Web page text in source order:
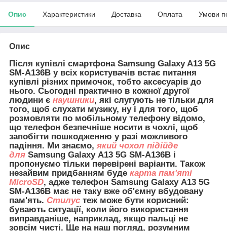
Опис Характеристики Доставка Оплата Умови
Опис
Після купівлі смартфона Samsung Galaxy A13 5G
SM-A136B у всіх користувачів встає питання
купівлі різних примочок, тобто аксесуарів до
нього. Сьогодні практично в кожної другої
людини є наушники, які слугують не тільки для
того, щоб слухати музику, ну і для того, щоб
розмовляти по мобільному телефону відомо,
що телефон безпечніше носити в чохлі, щоб
запобігти пошкодженню у разі можливого
падіння. Ми знаємо, який чохол підійде
для Samsung Galaxy A13 5G SM-A136B і
пропонуємо тільки перевірені варіанти. Також
незайвим придбанням буде карта пам'яті
MicroSD, адже телефон Samsung Galaxy A13 5G
SM-A136B має не таку вже об'ємну вбудовану
пам'ять. Стилус теж може бути корисний:
бувають ситуації, коли його використання
виправданіше, наприклад, якщо пальці не
зовсім чисті. Ще на наш погляд, розумним